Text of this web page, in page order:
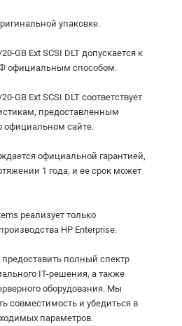
упаковке.
GB Ext SCSI DLT допускается к
официальным способом.
GB Ext SCSI DLT cоответствует
предоставленным
официальном сайте.
официальной гарантией,
1 года, и ее срок может
реализует только
HP Enterprise.
полный спектр
IT-решения, а также
оборудования. Мы
совместимость и убедиться в
параметров.